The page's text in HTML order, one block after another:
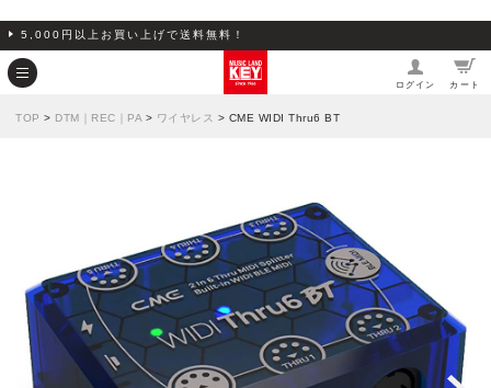
5,000円以上お買い上げで送料無料！
ログイン カート
TOP > DTM｜REC｜PA > ワイヤレス > CME WIDI Thru6 BT